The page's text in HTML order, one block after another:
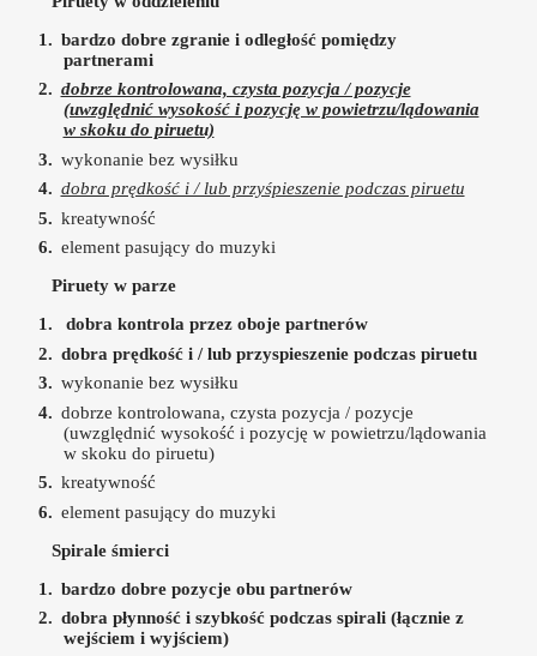
bardzo dobre zgranie i odległość pomiędzy
partnerami
dobrze kontrolowana, czysta pozycja / pozycje
(uwzględnić wysokość i pozycję w powietrzu/lądowania
w skoku do piruetu)
wykonanie bez wysiłku
dobra prędkość i / lub przyśpieszenie podczas piruetu
kreatywność
element pasujący do muzyki
Piruety w parze
dobra kontrola przez oboje partnerów
dobra prędkość i / lub przyspieszenie podczas piruetu
wykonanie bez wysiłku
dobrze kontrolowana, czysta pozycja / pozycje
(uwzględnić wysokość i pozycję w powietrzu/lądowania
w skoku do piruetu)
kreatywność
element pasujący do muzyki
Spirale śmierci
bardzo dobre pozycje obu partnerów
dobra płynność i szybkość podczas spirali (łącznie z
wejściem i wyjściem)